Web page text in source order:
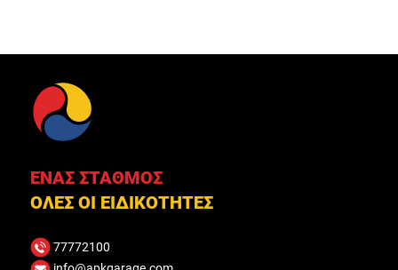
ΕΝΑΣ ΣΤΑΘΜΟΣ
ΟΛΕΣ ΟΙ ΕΙ∆ΙΚΟΤΗΤΕΣ
77772100